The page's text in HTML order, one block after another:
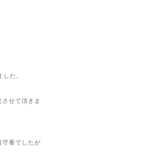
た。
せて頂きま
守番でしたが